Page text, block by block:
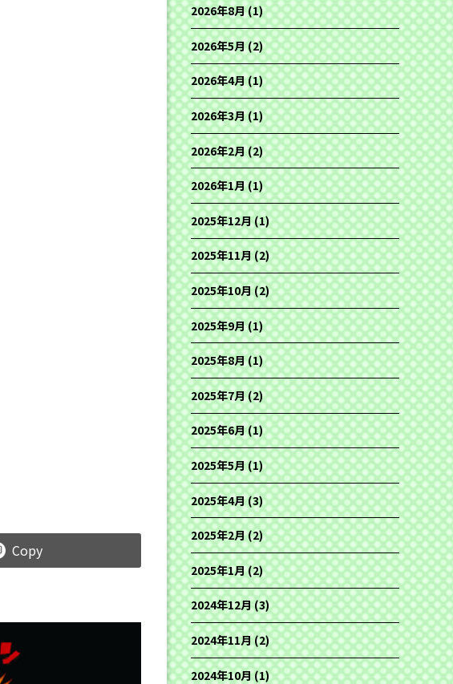
Copy
2026年8月(1)
2026年5月(2)
2026年4月(1)
2026年3月(1)
2026年2月(2)
2026年1月(1)
2025年12月(1)
2025年11月(2)
2025年10月(2)
2025年9月(1)
2025年8月(1)
2025年7月(2)
2025年6月(1)
2025年5月(1)
2025年4月(3)
2025年2月(2)
2025年1月(2)
2024年12月(3)
2024年11月(2)
2024年10月(1)